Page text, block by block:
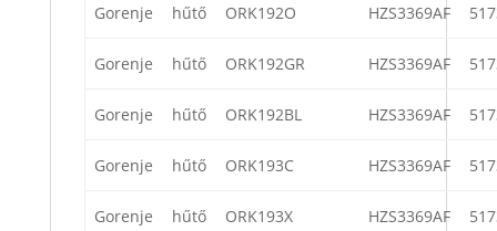
Gorenje hűtő ORK192O HZS3369AF
Gorenje hűtő ORK192GR HZS3369AF
Gorenje hűtő ORK192BL HZS3369AF
Gorenje hűtő ORK193C HZS3369AF
Gorenje hűtő ORK193X HZS3369AF